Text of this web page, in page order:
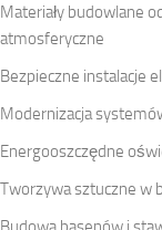
Materiały budowlane
atmosferyczne
Bezpieczne instalacje
Modernizacja
Energooszczędne
Tworzywa sztuczne w